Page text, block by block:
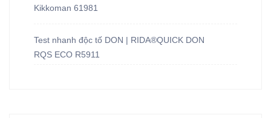
Kikkoman 61981
Test nhanh độc tố DON | RIDA®QUICK DON
RQS ECO R5911